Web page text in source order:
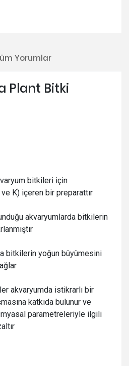
Yorumlar
Plant Bitki
bitkileri için
K) içeren bir preparattır
akvaryumlarda bitkilerin
bitkilerin yoğun büyümesini
akvaryumda istikrarlı bir
katkıda bulunur ve
parametreleriyle ilgili